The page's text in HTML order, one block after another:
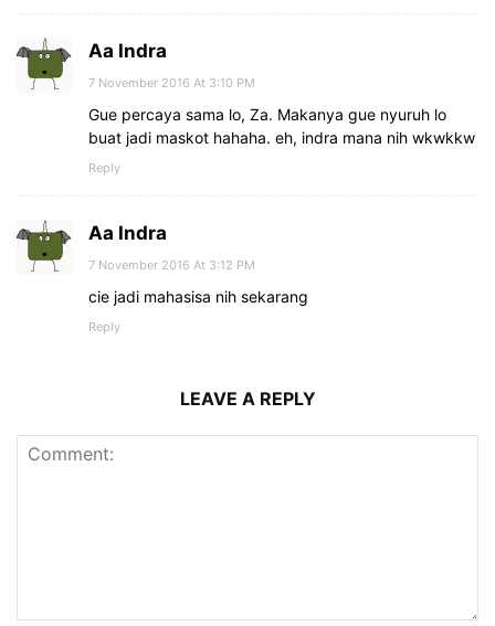
Aa Indra
7 November 2016 At 3:10 PM
Gue percaya sama lo, Za. Makanya gue nyuruh lo
buat jadi maskot hahaha. eh, indra mana nih wkwkkw
Reply
Aa Indra
7 November 2016 At 3:12 PM
cie jadi mahasisa nih sekarang
Reply
LEAVE A REPLY